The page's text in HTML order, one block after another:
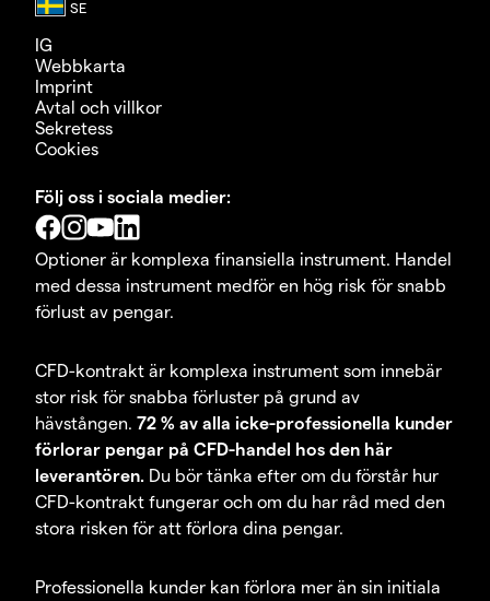
IG
Webbkarta
Imprint
Avtal och villkor
Sekretess
Cookies
Följ oss i sociala medier:
Optioner är komplexa finansiella instrument. Handel
med dessa instrument medför en hög risk för snabb
förlust av pengar.
CFD-kontrakt är komplexa instrument som innebär
stor risk för snabba förluster på grund av
hävstången. 72 % av alla icke-professionella kunder
förlorar pengar på CFD-handel hos den här
leverantören. Du bör tänka efter om du förstår hur
CFD-kontrakt fungerar och om du har råd med den
stora risken för att förlora dina pengar.
Professionella kunder kan förlora mer än sin initiala